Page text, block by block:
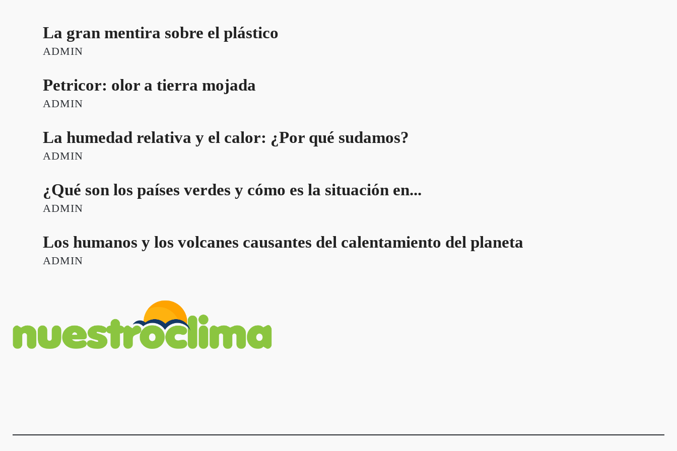
La gran mentira sobre el plástico
ADMIN
Petricor: olor a tierra mojada
ADMIN
La humedad relativa y el calor: ¿Por qué sudamos?
ADMIN
¿Qué son los países verdes y cómo es la situación en...
ADMIN
Los humanos y los volcanes causantes del calentamiento del planeta
ADMIN